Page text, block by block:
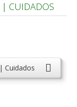
| CUIDADOS
Cuidados